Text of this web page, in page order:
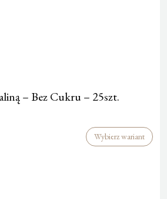
– Bez Cukru – 25szt.
Wybierz wariant